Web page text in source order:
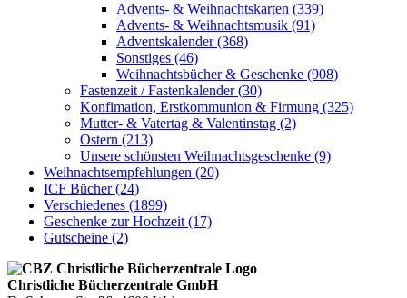
Advents- & Weihnachtskarten (339)
Advents- & Weihnachtsmusik (91)
Adventskalender (368)
Sonstiges (46)
Weihnachtsbücher & Geschenke (908)
Fastenzeit / Fastenkalender (30)
Konfimation, Erstkommunion & Firmung (325)
Mutter- & Vatertag & Valentinstag (2)
Ostern (213)
Unsere schönsten Weihnachtsgeschenke (9)
Weihnachtsempfehlungen (20)
ICF Bücher (24)
Verschiedenes (1899)
Geschenke zur Hochzeit (17)
Gutscheine (2)
Christliche Bücherzentrale GmbH